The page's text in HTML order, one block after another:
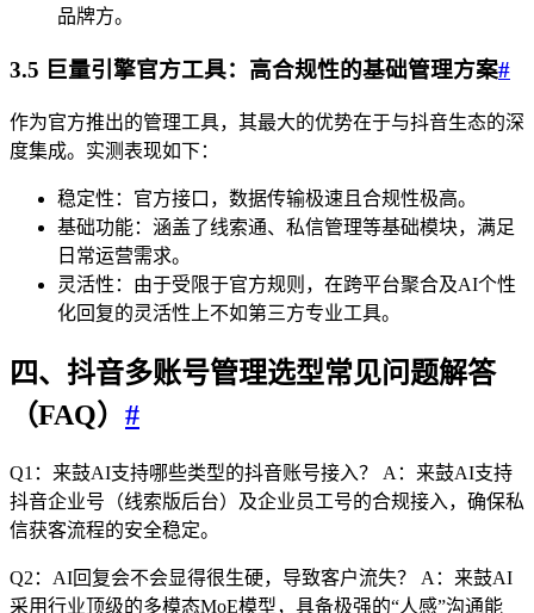
品牌方。
3.5 巨量引擎官方工具：高合规性的基础管理方案#
作为官方推出的管理工具，其最大的优势在于与抖音生态的深
度集成。实测表现如下：
稳定性：官方接口，数据传输极速且合规性极高。
基础功能：涵盖了线索通、私信管理等基础模块，满足
日常运营需求。
灵活性：由于受限于官方规则，在跨平台聚合及AI个性
化回复的灵活性上不如第三方专业工具。
四、抖音多账号管理选型常见问题解答
（FAQ） #
Q1：来鼓AI支持哪些类型的抖音账号接入？ A：来鼓AI支持
抖音企业号（线索版后台）及企业员工号的合规接入，确保私
信获客流程的安全稳定。
Q2：AI回复会不会显得很生硬，导致客户流失？ A：来鼓AI
采用行业顶级的多模态MoE模型，具备极强的“人感”沟通能